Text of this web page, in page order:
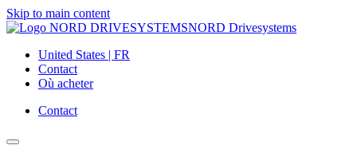
Skip to main content
NORD Drivesystems
United States | FR
Contact
Où acheter
Contact